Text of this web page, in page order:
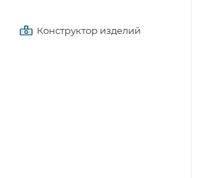
Конструктор изделий